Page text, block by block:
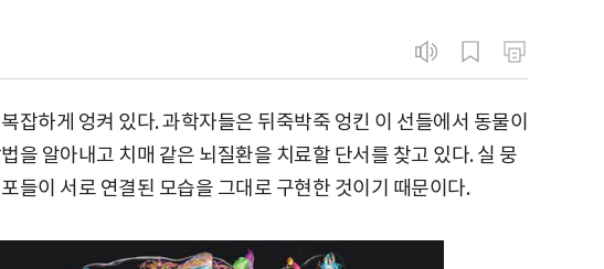
잡하게 엉켜 있다. 과학자들은 뒤죽박죽 엉킨 이 선들에서 동물이
을 알아내고 치매 같은 뇌질환을 치료할 단서를 찾고 있다. 실 뭉
들이 서로 연결된 모습을 그대로 구현한 것이기 때문이다.